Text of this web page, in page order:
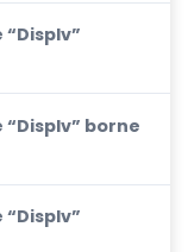
borne